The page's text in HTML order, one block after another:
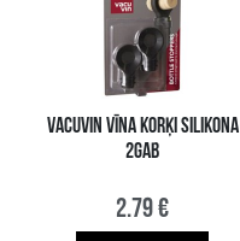
VACUVIN VĪNA KORĶI SILIKONA
2GAB
2.79 €